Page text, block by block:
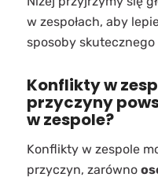
w zespołach, aby
sposoby
Konflikty w
przyczyny
w zespole?
Konflikty w zespole
przyczyn, zarówno